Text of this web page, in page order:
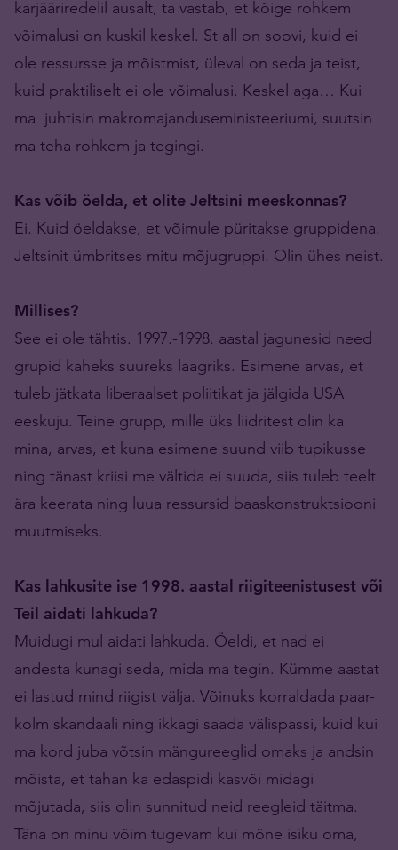
karjääriredelil ausalt, ta vastab, et kõige rohkem
võimalusi on kuskil keskel. St all on soovi, kuid ei
ole ressursse ja mõistmist, üleval on seda ja teist,
kuid praktiliselt ei ole võimalusi. Keskel aga… Kui
ma juhtisin makromajanduseministeeriumi, suutsin
ma teha rohkem ja tegingi.
Kas võib öelda, et olite Jeltsini meeskonnas?
Ei. Kuid öeldakse, et võimule püritakse gruppidena.
Jeltsinit ümbritses mitu mõjugruppi. Olin ühes neist.
Millises?
See ei ole tähtis. 1997.-1998. aastal jagunesid need
grupid kaheks suureks laagriks. Esimene arvas, et
tuleb jätkata liberaalset poliitikat ja jälgida USA
eeskuju. Teine grupp, mille üks liidritest olin ka
mina, arvas, et kuna esimene suund viib tupikusse
ning tänast kriisi me vältida ei suuda, siis tuleb teelt
ära keerata ning luua ressursid baaskonstruktsiooni
muutmiseks.
Kas lahkusite ise 1998. aastal riigiteenistusest või
Teil aidati lahkuda?
Muidugi mul aidati lahkuda. Öeldi, et nad ei
andesta kunagi seda, mida ma tegin. Kümme aastat
ei lastud mind riigist välja. Võinuks korraldada paar-
kolm skandaali ning ikkagi saada välispassi, kuid kui
ma kord juba võtsin mängureeglid omaks ja andsin
mõista, et tahan ka edaspidi kasvõi midagi
mõjutada, siis olin sunnitud neid reegleid täitma.
Täna on minu võim tugevam kui mõne isiku oma,